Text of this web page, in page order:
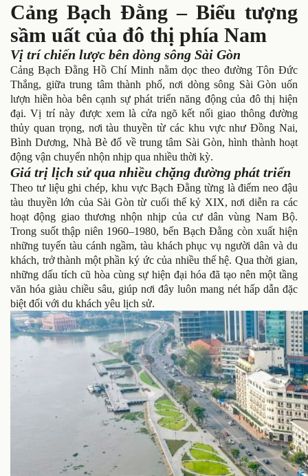
Cảng Bạch Đằng – Biểu tượng
sầm uất của đô thị phía Nam
Vị trí chiến lược bên dòng sông Sài Gòn
Cảng Bạch Đằng Hồ Chí Minh nằm dọc theo đường Tôn Đức
Thắng, giữa trung tâm thành phố, nơi dòng sông Sài Gòn uốn
lượn hiền hòa bên cạnh sự phát triển năng động của đô thị hiện
đại. Vị trí này được xem là cửa ngõ kết nối giao thông đường
thủy quan trọng, nơi tàu thuyền từ các khu vực như Đồng Nai,
Bình Dương, Nhà Bè đổ về trung tâm Sài Gòn, hình thành hoạt
động vận chuyển nhộn nhịp qua nhiều thời kỳ.
Giá trị lịch sử qua nhiều chặng đường phát triển
Theo tư liệu ghi chép, khu vực Bạch Đằng từng là điểm neo đậu
tàu thuyền lớn của Sài Gòn từ cuối thế kỷ XIX, nơi diễn ra các
hoạt động giao thương nhộn nhịp của cư dân vùng Nam Bộ.
Trong suốt thập niên 1960–1980, bến Bạch Đằng còn xuất hiện
những tuyến tàu cánh ngầm, tàu khách phục vụ người dân và du
khách, trở thành một phần ký ức của nhiều thế hệ. Qua thời gian,
những dấu tích cũ hòa cùng sự hiện đại hóa đã tạo nên một tầng
văn hóa giàu chiều sâu, giúp nơi đây luôn mang nét hấp dẫn đặc
biệt đối với du khách yêu lịch sử.